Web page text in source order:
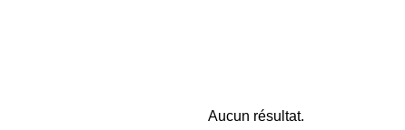
Aucun résultat.